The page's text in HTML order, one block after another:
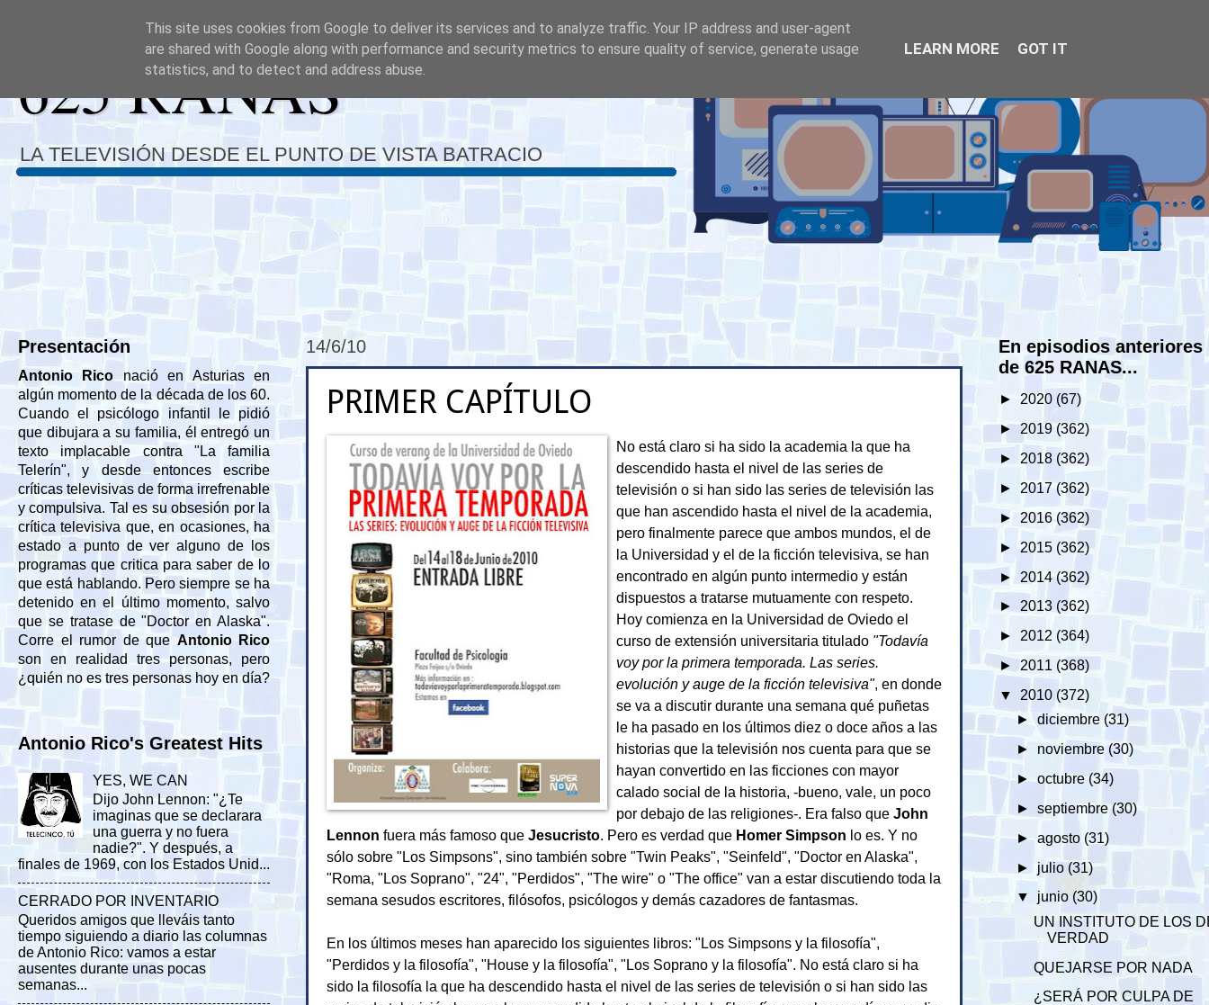
625 RANAS
LA TELEVISIÓN DESDE EL PUNTO DE VISTA BATRACIO
14/6/10
PRIMER CAPÍTULO
No está claro si ha sido la academia la que ha
descendido hasta el nivel de las series de
televisión o si han sido las series de televisión las
que han ascendido hasta el nivel de la academia,
pero finalmente parece que ambos mundos, el de
la Universidad y el de la ficción televisiva, se han
encontrado en algún punto intermedio y están
dispuestos a tratarse mutuamente con respeto.
Hoy comienza en la Universidad de Oviedo el
curso de extensión universitaria titulado "Todavía
voy por la primera temporada. Las series.
evolución y auge de la ficción televisiva", en donde
se va a discutir durante una semana qué puñetas
le ha pasado en los últimos diez o doce años a las
historias que la televisión nos cuenta para que se
hayan convertido en las ficciones con mayor
calado social de la historia, -bueno, vale, un poco
por debajo de las religiones-. Era falso que John
Lennon fuera más famoso que Jesucristo. Pero es verdad que Homer Simpson lo es. Y no
sólo sobre "Los Simpsons", sino también sobre "Twin Peaks", "Seinfeld", "Doctor en Alaska",
"Roma, "Los Soprano", "24", "Perdidos", "The wire" o "The office" van a estar discutiendo toda la
semana sesudos escritores, filósofos, psicólogos y demás cazadores de fantasmas.
En los últimos meses han aparecido los siguientes libros: "Los Simpsons y la filosofía",
"Perdidos y la filosofía", "House y la filosofía", "Los Soprano y la filosofía". No está claro si ha
sido la filosofía la que ha descendido hasta el nivel de las series de televisión o si han sido las
Presentación
Antonio Rico nació en Asturias en
algún momento de la década de los 60.
Cuando el psicólogo infantil le pidió
que dibujara a su familia, él entregó un
texto implacable contra "La familia
Telerín", y desde entonces escribe
críticas televisivas de forma irrefrenable
y compulsiva. Tal es su obsesión por la
crítica televisiva que, en ocasiones, ha
estado a punto de ver alguno de los
programas que critica para saber de lo
que está hablando. Pero siempre se ha
detenido en el último momento, salvo
que se tratase de "Doctor en Alaska".
Corre el rumor de que Antonio Rico
son en realidad tres personas, pero
¿quién no es tres personas hoy en día?
Antonio Rico's Greatest Hits
YES, WE CAN
Dijo John Lennon: "¿Te
imaginas que se declarara
una guerra y no fuera
nadie?". Y después, a
finales de 1969, con los Estados Unid...
CERRADO POR INVENTARIO
Queridos amigos que lleváis tanto
tiempo siguiendo a diario las columnas
de Antonio Rico: vamos a estar
ausentes durante unas pocas
semanas...
En episodios anteriores
de 625 RANAS...
► 2020 (67)
►2019 (362)
► 2018 (362)
► 2017 (362)
► 2016 (362)
► 2015 (362)
► 2014 (362)
► 2013 (362)
► 2012 (364)
► 2011 (368)
▼ 2010 (372)
► diciembre (31)
► noviembre (30)
► octubre (34)
► septiembre (30)
► agosto (31)
► julio (31)
▼ junio(30)
UN INSTITUTO DE LOS
VERDAD
QUEJARSE POR NADA
¿SERÁ POR CULPA DE
This site uses cookies from Google to deliver its services and to analyze traffic. Your IP address and user-agent
are shared with Google along with performance and security metrics to ensure quality of service, generate usage
statistics, and to detect and address abuse.
LEARN MORE GOT IT